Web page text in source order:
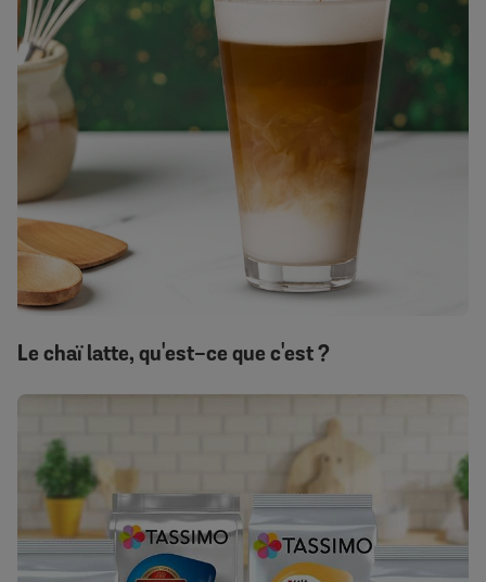
Le chaï latte, qu'est-ce que c'est ?